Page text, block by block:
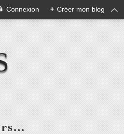
Connexion + Créer mon blog